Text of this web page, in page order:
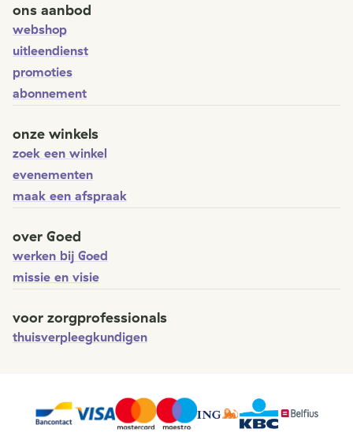
ons aanbod
webshop
uitleendienst
promoties
abonnement
onze winkels
zoek een winkel
evenementen
maak een afspraak
over Goed
werken bij Goed
missie en visie
voor zorgprofessionals
thuisverpleegkundigen